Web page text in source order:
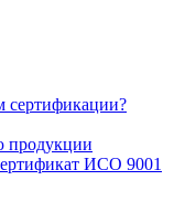
сертификации?
продукции
ИСО 9001